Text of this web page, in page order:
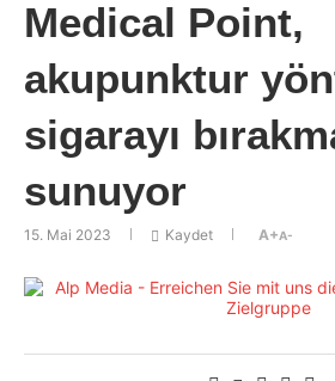
Medical Point,
akupunktur
sigarayı
sunuyor
15. Mai 2023 Kaydet A+A-